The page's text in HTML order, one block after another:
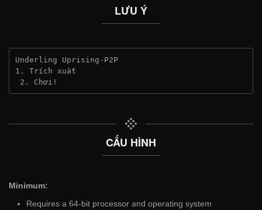
LƯU Ý
Underling Uprising-P2P
1. Trích xuất
2. Chơi!
CẤU HÌNH
Minimum:
Requires a 64-bit processor and operating system